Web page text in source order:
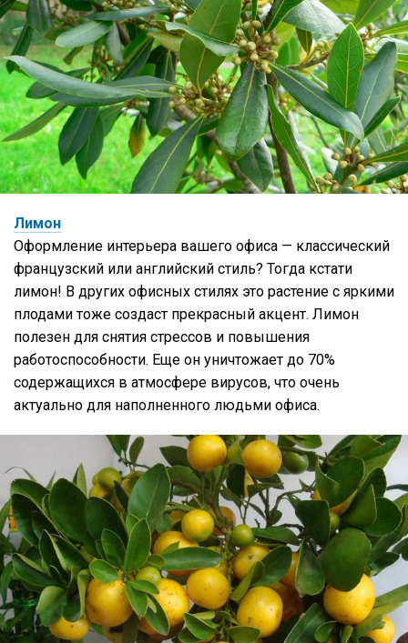
Лимон
Оформление интерьера вашего офиса — классический
французский или английский стиль? Тогда кстати
лимон! В других офисных стилях это растение с яркими
плодами тоже создаст прекрасный акцент. Лимон
полезен для снятия стрессов и повышения
работоспособности. Еще он уничтожает до 70%
содержащихся в атмосфере вирусов, что очень
актуально для наполненного людьми офиса.